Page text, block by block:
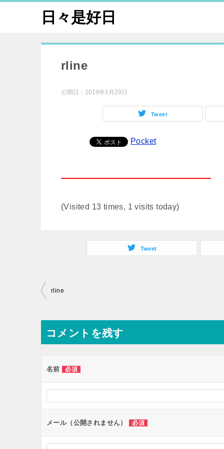
日々是好日
rline
公開日： 2019年1月29日
Tweet
Pocket
(Visited 13 times, 1 visits today)
Tweet
投
ナ
ビ
ー
ョ
ン
rline
コメントを残す
名前 必須
メール（公開されません） 必須